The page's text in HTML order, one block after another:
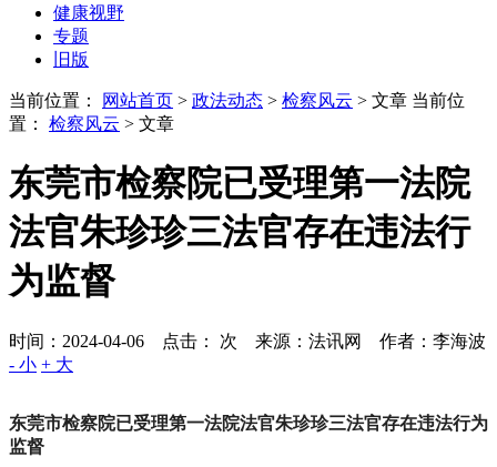
健康视野
专题
旧版
当前位置： 网站首页 > 政法动态 > 检察风云 > 文章 当前位
置： 检察风云 > 文章
东莞市检察院已受理第一法院
法官朱珍珍三法官存在违法行
为监督
时间：2024-04-06 点击： 次 来源：法讯网 作者：李海波
- 小 + 大
东莞市检察院已受理第一法院法官朱珍珍三法官存在违法行为
监督